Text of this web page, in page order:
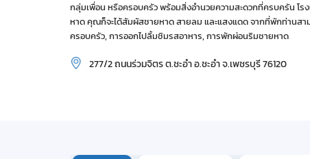
กลุ่มเพื่อน หรือครอบครัว พร้อมสิ่งอำนวยความสะดวกที่ครบครัน โ
หาด คุณก็จะได้สัมผัสชายหาด สายลม และแสงแดด จากที่พักท่านสา
ครอบครัว, การออกไปลิ้มชิมรสอาหาร, การพักผ่อนริมชายหาด
277/2 ถนนร่วมจิตร ต.ชะอำ อ.ชะอำ จ.เพชรบุรี 76120